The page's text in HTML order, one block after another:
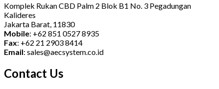
Komplek Rukan CBD Palm 2 Blok B1 No. 3 Pegadungan
Kalideres
Jakarta Barat, 11830
Mobile: +62 851 0527 8935
Fax: +62 21 2903 8414
Email: sales@aecsystem.co.id
Contact Us